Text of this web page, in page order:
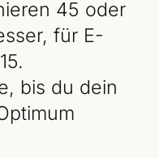
45 oder
für E-
bis du dein